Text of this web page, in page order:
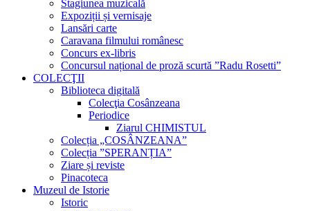
Stagiunea muzicală
Expoziții și vernisaje
Lansări carte
Caravana filmului românesc
Concurs ex-libris
Concursul național de proză scurtă ”Radu Rosetti”
COLECŢII
Biblioteca digitală
Colecţia Cosânzeana
Periodice
Ziarul CHIMISTUL
Colecția „COSÂNZEANA”
Colecția ”SPERANȚIA”
Ziare și reviste
Pinacoteca
Muzeul de Istorie
Istoric